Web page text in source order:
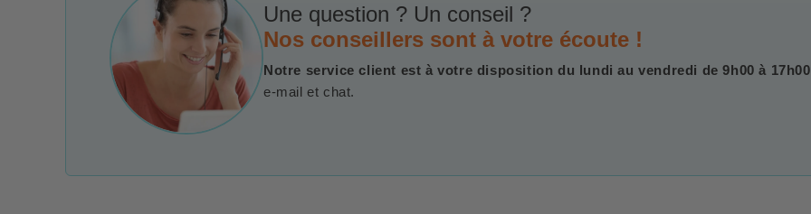
Une question ? Un conseil ?
Nos conseillers sont à votre écoute !
Notre service client est à votre disposition du lundi au vendredi de 9h00 à 17h00
e-mail et chat.